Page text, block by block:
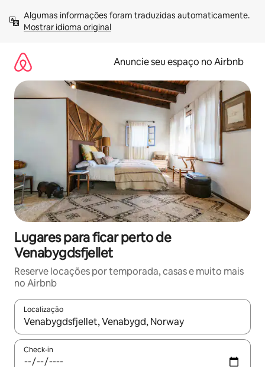
para
Mostrar idioma original
Anuncie seu espaço no Airbnb
Lugares para ficar perto de
Venabygdsfjellet
Reserve locações por temporada, casas e muito mais
no Airbnb
Localização
Quando os resultados estiverem disponíveis, explore-os
Check-in